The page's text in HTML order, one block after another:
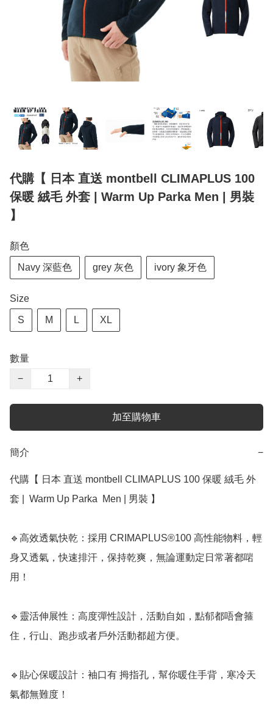
代購【 日本 直送 montbell CLIMAPLUS 100
保暖 絨毛 外套 | Warm Up Parka Men | 男裝
】
顏色
Navy 深藍色 grey 灰色 ivory 象牙色
Size
S M L XL
數量
−
+
加至購物車
簡介 −
代購【 日本 直送 montbell CLIMAPLUS 100 保暖 絨毛 外
套 |  Warm Up Parka  Men | 男裝 】
🔹高效透氣快乾：採用 CRIMAPLUS®100 高性能物料，輕
身又透氣，快速排汗，保持乾爽，無論運動定日常著都啱
用！
🔹靈活伸展性：高度彈性設計，活動自如，點郁都唔會箍
住，行山、跑步或者戶外活動都超方便。
🔹貼心保暖設計：袖口有 拇指孔，幫你暖住手背，寒冷天
氣都無難度！